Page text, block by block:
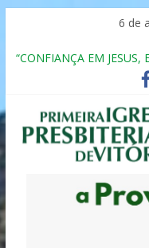
6 de
“CONFIANÇA EM
Seminário da Família 2025
Formação em Inclusão,
Pessoas Atípicas
12º ENCONTRO DE
MULHER